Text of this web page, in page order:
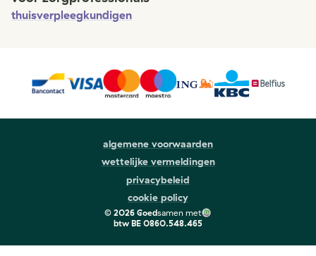
thuisverpleegkundigen
algemene voorwaarden
wettelijke vermeldingen
privacybeleid
cookie policy
© 2026Goedsamen met
btw BE 0860.548.465